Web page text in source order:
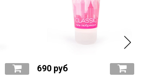
690 руб